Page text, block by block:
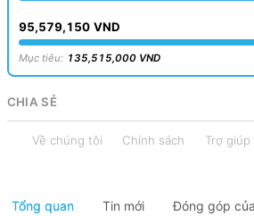
95,579,150 VND
Mục tiêu: 135,515,000 VND
CHIA SẺ
Về chúng tôi Chính sách Trợ giúp
Tổng quan Tin mới Đóng góp